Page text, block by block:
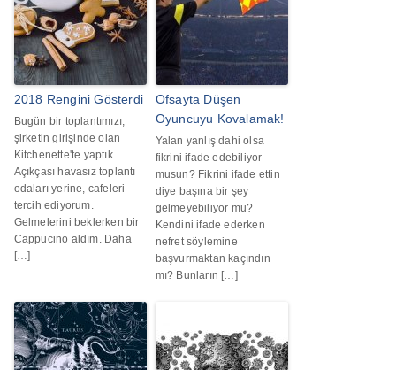
2018 Rengini Gösterdi
Bugün bir toplantımızı,
şirketin girişinde olan
Kitchenette'te yaptık.
Açıkçası havasız toplantı
odaları yerine, cafeleri
tercih ediyorum.
Gelmelerini beklerken bir
Cappucino aldım. Daha
[…]
Ofsayta Düşen
Oyuncuyu Kovalamak!
Yalan yanlış dahi olsa
fikrini ifade edebiliyor
musun? Fikrini ifade ettin
diye başına bir şey
gelmeyebiliyor mu?
Kendini ifade ederken
nefret söylemine
başvurmaktan kaçındın
mı? Bunların […]